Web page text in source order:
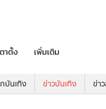
ตาตั้ง เพิ่มเติม
บันเทิง ข่าวบันเทิง ข่า